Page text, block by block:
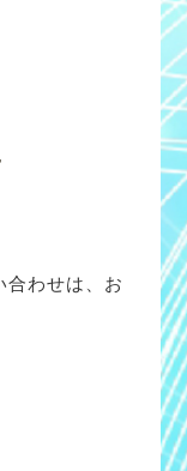
わせは、お